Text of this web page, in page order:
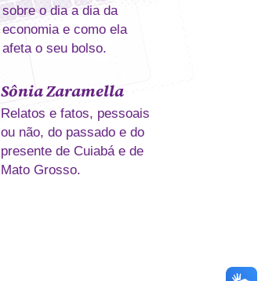
sobre o dia a dia da
economia e como ela
afeta o seu bolso.
Sônia Zaramella
Relatos e fatos, pessoais
ou não, do passado e do
presente de Cuiabá e de
Mato Grosso.